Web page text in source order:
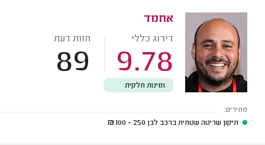
אחמד
דירוג כללי
9.78
חוות דעת
89
זמינות חלקית
מחירים:
תיקון שריטה שטחית ברכב לבן 250 - 100
₪